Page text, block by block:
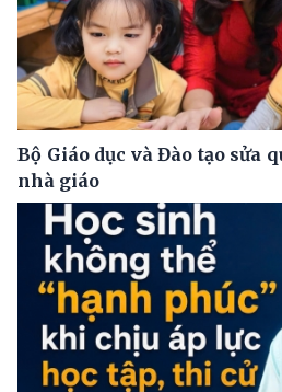
Bộ Giáo dục và Đào tạo sửa
nhà giáo